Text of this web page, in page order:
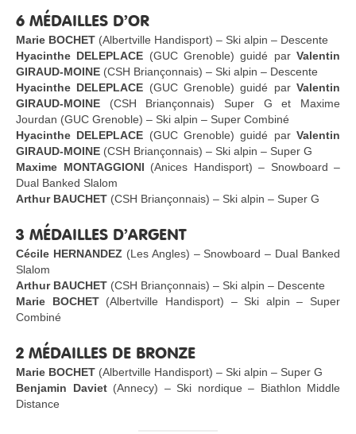
6 MÉDAILLES D’OR
Marie BOCHET (Albertville Handisport) – Ski alpin – Descente
Hyacinthe DELEPLACE (GUC Grenoble) guidé parValentin
GIRAUD-MOINE (CSH Briançonnais) – Ski alpin – Descente
Hyacinthe DELEPLACE (GUC Grenoble) guidé parValentin
GIRAUD-MOINE (CSH Briançonnais) Super G et Maxime
Jourdan (GUC Grenoble) – Ski alpin – Super Combiné
Hyacinthe DELEPLACE (GUC Grenoble) guidé parValentin
GIRAUD-MOINE (CSH Briançonnais) – Ski alpin – Super G
Maxime MONTAGGIONI (Anices Handisport) – Snowboard –
Dual Banked Slalom
Arthur BAUCHET (CSH Briançonnais) – Ski alpin – Super G
3 MÉDAILLES D’ARGENT
Cécile HERNANDEZ (Les Angles) – Snowboard – Dual Banked
Slalom
Arthur BAUCHET (CSH Briançonnais) – Ski alpin – Descente
Marie BOCHET(Albertville Handisport) – Ski alpin – Super
Combiné
2 MÉDAILLES DE BRONZE
Marie BOCHET (Albertville Handisport) – Ski alpin – Super G
Benjamin Daviet(Annecy) – Ski nordique – Biathlon Middle
Distance